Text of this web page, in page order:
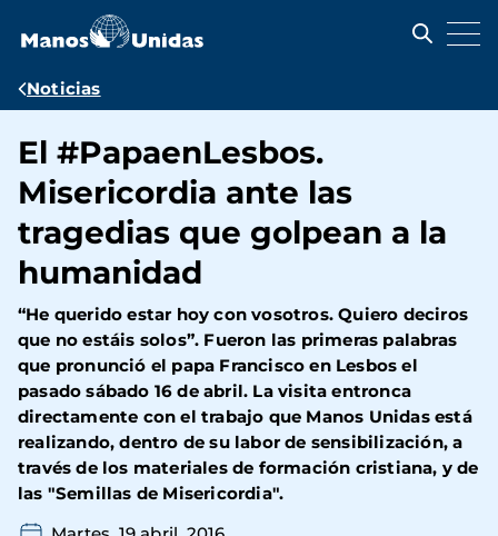
contenido
Ruta
navegación
Noticias
El #PapaenLesbos.
Misericordia ante las
tragedias que golpean a la
humanidad
“He querido estar hoy con vosotros. Quiero deciros
que no estáis solos”. Fueron las primeras palabras
que pronunció el papa Francisco en Lesbos el
pasado sábado 16 de abril. La visita entronca
directamente con el trabajo que Manos Unidas está
realizando, dentro de su labor de sensibilización, a
través de los materiales de formación cristiana, y de
las "Semillas de Misericordia".